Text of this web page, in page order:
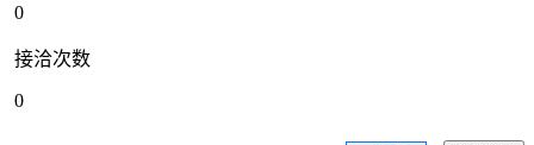
0
接洽次数
0